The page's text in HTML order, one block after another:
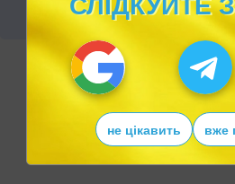
не цікавить вже